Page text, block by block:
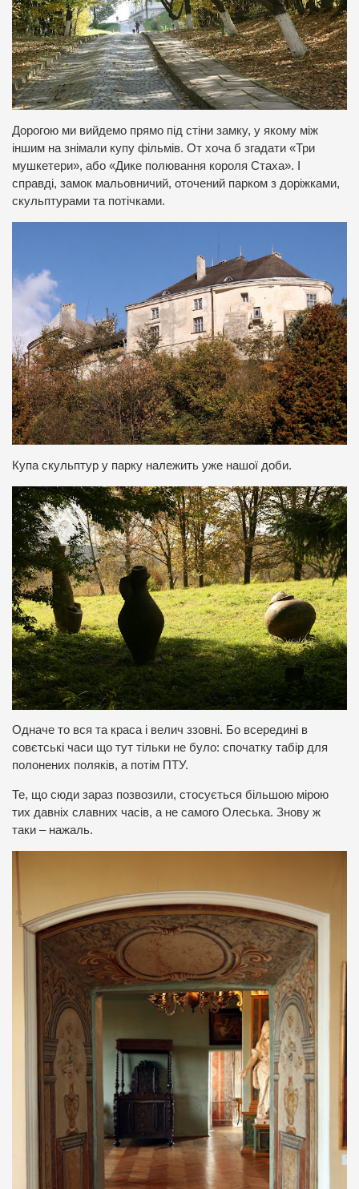
Дорогою ми вийдемо прямо під стіни замку, у якому між
іншим на знімали купу фільмів. От хоча б згадати «Три
мушкетери», або «Дике полювання короля Стаха». І
справді, замок мальовничий, оточений парком з доріжками,
скульптурами та потічками.
Купа скульптур у парку належить уже нашої доби.
Одначе то вся та краса і велич ззовні. Бо всередині в
совєтські часи що тут тільки не було: спочатку табір для
полонених поляків, а потім ПТУ.
Те, що сюди зараз позвозили, стосується більшою мірою
тих давніх славних часів, а не самого Олеська. Знову ж
таки – нажаль.